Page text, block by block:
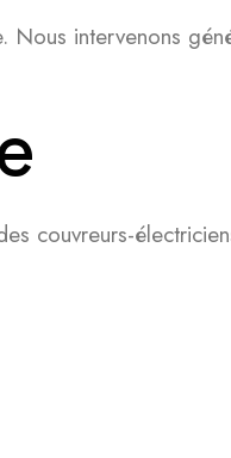
intervenons
couvreurs-